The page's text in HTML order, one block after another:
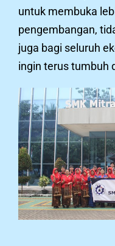
untuk membuka
pengembangan,
juga bagi seluruh
ingin terus tumbuh